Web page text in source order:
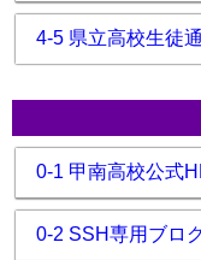
4-5 県立高校生徒
0-1 甲南高校公式
0-2 SSH専用ブロ